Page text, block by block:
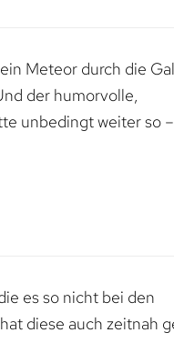
Meteor durch die
der humorvolle,
unbedingt weiter so
es so nicht bei den
diese auch zeitnah